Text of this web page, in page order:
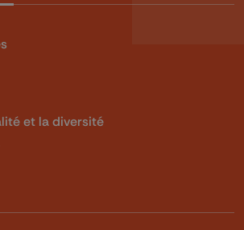
et la diversité